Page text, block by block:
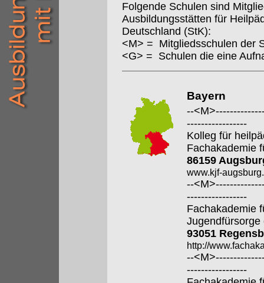
Folgende Schulen sind
Ausbildungsstätten für
Deutschland (StK):
<M> = Mitgliedsschulen der
<G> = Schulen die eine
Bayern
--
-----------------
Kolleg für
Fachakademie
86159
www.kjf-
--
-----------------
Fachakademie
Jugendfürsorge
93051
http://
--
-----------------